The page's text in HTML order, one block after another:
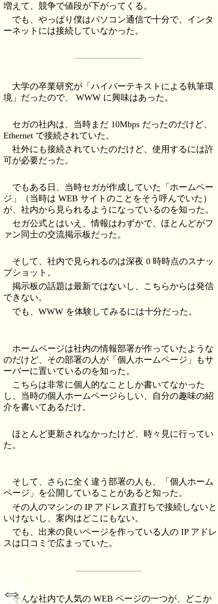
増えて、競争で値段が下がってくる。
でも、やっぱり僕はパソコン通信で十分で、インタ
ーネットには接続していなかった。
大学の卒業研究が「ハイパーテキストによる執筆環
境」だったので、 WWW に興味はあった。
セガの社内は、当時まだ 10Mbps だったのだけど、
Ethernet で接続されていた。
社外にも接続されていたのだけど、使用するには許
可が必要だった。
でもある日、当時セガが作成していた「ホームペー
ジ」（当時は WEB サイトのことをそう呼んでいた）
が、社内から見られるようになっているのを知った。
セガ公式とはいえ、情報はわずかで、ほとんどがフ
ァン同士の交流掲示板だった。
そして、社内で見られるのは深夜 0 時時点のスナッ
プショット。
掲示板の話題は最新ではないし、こちらからは発信
できない。
でも、WWW を体験してみるには十分だった。
ホームページは社内の情報部署が作っていたような
のだけど、その部署の人が「個人ホームページ」もサ
ーバーに置いているのを知った。
こちらは非常に個人的なことしか書いてなかった
し、当時の個人ホームページらしい、自分の趣味の紹
介を書いてあるだけ。
ほとんど更新されなかったけど、時々見に行ってい
た。
そして、さらに全く違う部署の人も、「個人ホーム
ページ」を公開していることがあると知った。
その人のマシンの IP アドレス直打ちで接続しないと
いけないし、案内はどこにもない。
でも、出来の良いページを作っている人の IP アドレ
スは口コミで広まっていた。
そんな社内で人気の WEB ページの一つが、どこか
⇔